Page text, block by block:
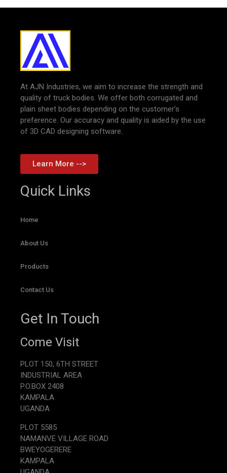
At AJN Industries, we aim to increase the strength and
quality of truck bodies. We offer both corrugated and
plain sheet bodies depending on the customer’s
preference. Our accuracy and quality is aided by the use
of 3D CAD designing software.
Learn More -->
Quick Links
Home
About Us
Products
Contact Us
Get In Touch
Come Visit
PLOT 150, 6TH STREET
INDUSTRIAL AREA
P.O.BOX 2408
KAMPALA
UGANDA
PLOT 5585
NAMANVE VILLAGE ROAD
BWEYOGERERE
KAMPALA